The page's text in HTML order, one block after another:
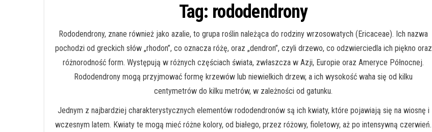
Tag: rododendrony
Rododendrony, znane również jako azalie, to grupa roślin należąca do rodziny wrzosowatych (Ericaceae). Ich nazwa
pochodzi od greckich słów „rhodon”, co oznacza różę, oraz „dendron”, czyli drzewo, co odzwierciedla ich piękno oraz
różnorodność form. Występują w różnych częściach świata, zwłaszcza w Azji, Europie oraz Ameryce Północnej.
Rododendrony mogą przyjmować formę krzewów lub niewielkich drzew, a ich wysokość waha się od kilku
centymetrów do kilku metrów, w zależności od gatunku.
Jednym z najbardziej charakterystycznych elementów rododendronów są ich kwiaty, które pojawiają się na wiosnę i
wczesnym latem. Kwiaty te mogą mieć różne kolory, od białego, przez różowy, fioletowy, aż po intensywną czerwień.